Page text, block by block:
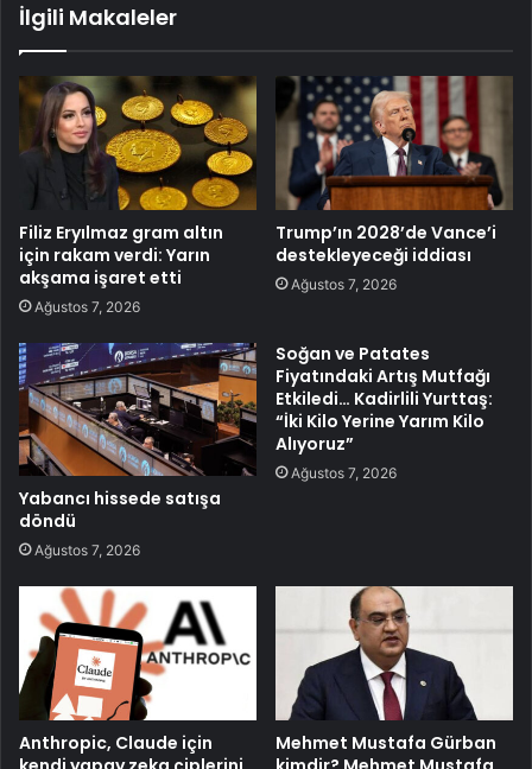
İlgili Makaleler
Filiz Eryılmaz gram altın
için rakam verdi: Yarın
akşama işaret etti
Ağustos 7, 2026
Trump’ın 2028’de Vance’i
destekleyeceği iddiası
Ağustos 7, 2026
Yabancı hissede satışa
döndü
Ağustos 7, 2026
Soğan ve Patates
Fiyatındaki Artış Mutfağı
Etkiledi… Kadirlili Yurttaş:
“İki Kilo Yerine Yarım Kilo
Alıyoruz”
Ağustos 7, 2026
Anthropic, Claude için
Mehmet Mustafa Gürban